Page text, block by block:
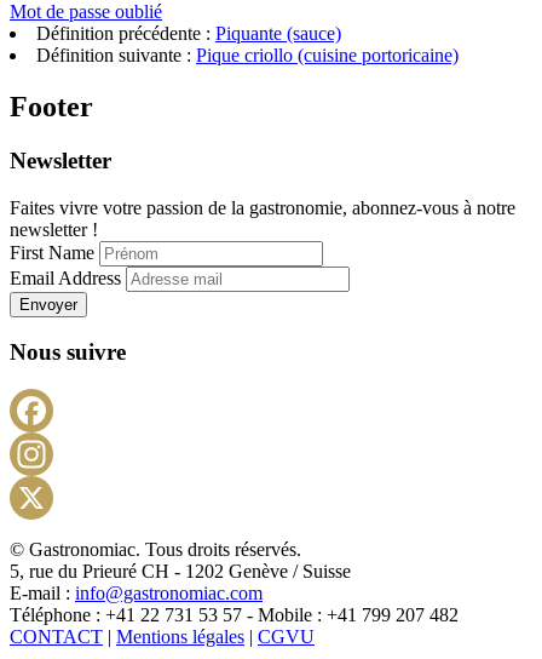
Mot de passe oublié
Définition précédente : Piquante (sauce)
Définition suivante : Pique criollo (cuisine portoricaine)
Footer
Newsletter
Faites vivre votre passion de la gastronomie, abonnez-vous à notre
newsletter !
First Name
Email Address
Envoyer
Nous suivre
X
© Gastronomiac. Tous droits réservés.
5, rue du Prieuré CH - 1202 Genève / Suisse
E-mail : info@gastronomiac.com
Téléphone : +41 22 731 53 57 - Mobile : +41 799 207 482
CONTACT | Mentions légales | CGVU